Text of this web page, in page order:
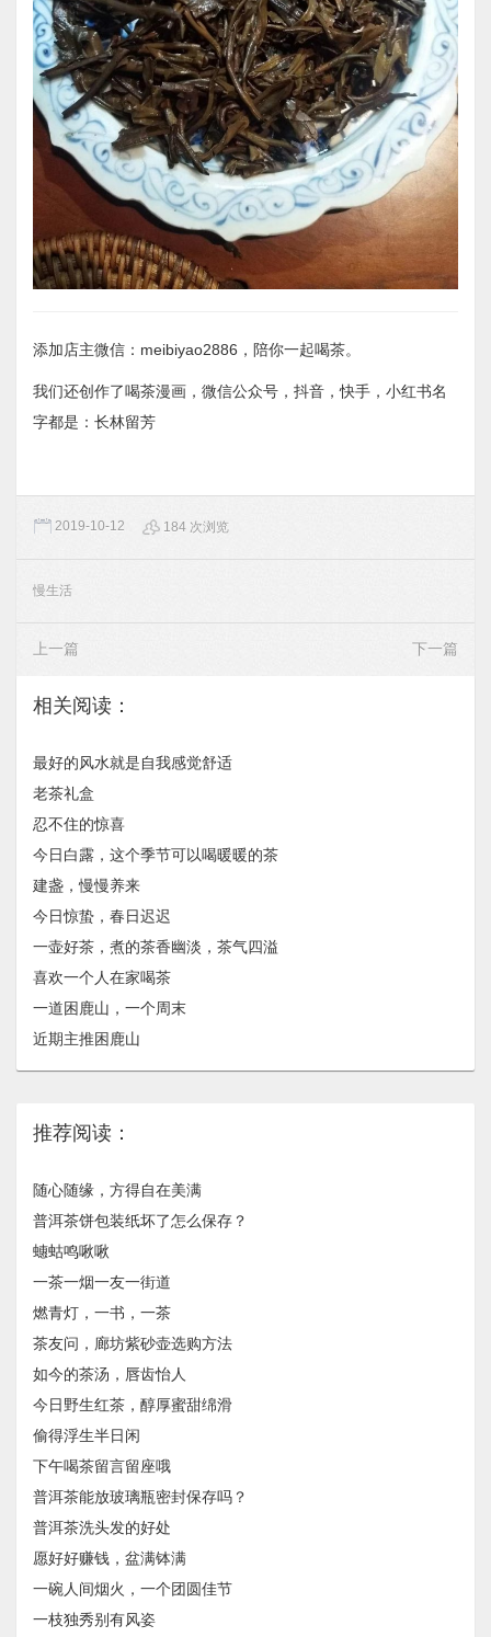
添加店主微信：meibiyao2886，陪你一起喝茶。
我们还创作了喝茶漫画，微信公众号，抖音，快手，小红书名
字都是：长林留芳
2019-10-12 184 次浏览
慢生活
上一篇 下一篇
相关阅读：
最好的风水就是自我感觉舒适
老茶礼盒
忍不住的惊喜
今日白露，这个季节可以喝暖暖的茶
建盏，慢慢养来
今日惊蛰，春日迟迟
一壶好茶，煮的茶香幽淡，茶气四溢
喜欢一个人在家喝茶
一道困鹿山，一个周末
近期主推困鹿山
推荐阅读：
随心随缘，方得自在美满
普洱茶饼包装纸坏了怎么保存？
蟪蛄鸣啾啾
一茶一烟一友一街道
燃青灯，一书，一茶
茶友问，廊坊紫砂壶选购方法
如今的茶汤，唇齿怡人
今日野生红茶，醇厚蜜甜绵滑
偷得浮生半日闲
下午喝茶留言留座哦
普洱茶能放玻璃瓶密封保存吗？
普洱茶洗头发的好处
愿好好赚钱，盆满钵满
一碗人间烟火，一个团圆佳节
一枝独秀别有风姿